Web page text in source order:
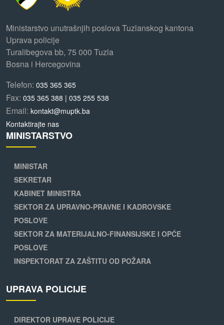
Ministarstvo unutrašnjih poslova Tuzlanskog kantona
Uprava policije
Turalibegova bb, 75 000 Tuzla
Bosna i Hercegovina
Telefon: 035 365 365
Fax: 035 365 388 | 035 255 538
Email: kontakt@muptk.ba
Kontaktirajte nas
MINISTARSTVO
MINISTAR
SEKRETAR
KABINET MINISTRA
SEKTOR ZA UPRAVNO-PRAVNE I KADROVSKE
POSLOVE
SEKTOR ZA MATERIJALNO-FINANSIJSKE I OPĆE
POSLOVE
INSPEKTORAT ZA ZAŠTITU OD POŽARA
UPRAVA POLICIJE
DIREKTOR UPRAVE POLICIJE